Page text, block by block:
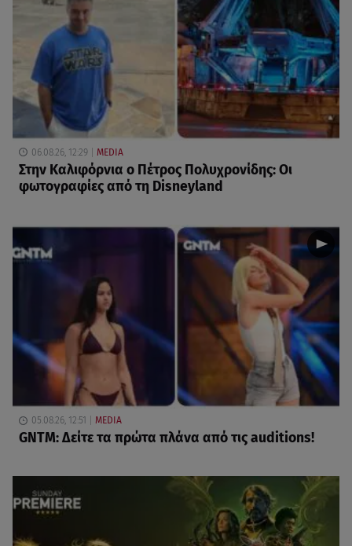
06.08.26, 12:29 MEDIA
Στην Καλιφόρνια ο Πέτρος Πολυχρονίδης: Οι
φωτογραφίες από τη Disneyland
05.08.26, 12:51 MEDIA
GNTM: Δείτε τα πρώτα πλάνα από τις auditions!